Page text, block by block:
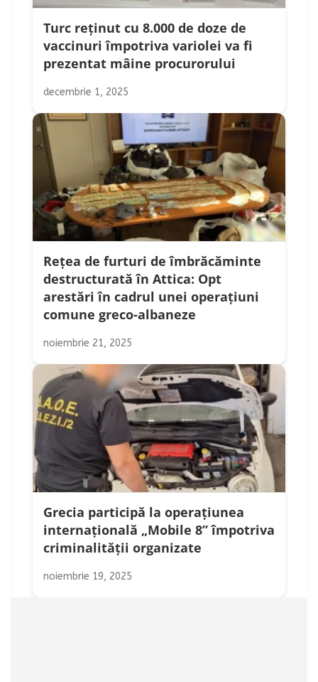
Turc reținut cu 8.000 de doze de
vaccinuri împotriva variolei va fi
prezentat mâine procurorului
decembrie 1, 2025
Rețea de furturi de îmbrăcăminte
destructurată în Attica: Opt
arestări în cadrul unei operațiuni
comune greco-albaneze
noiembrie 21, 2025
Grecia participă la operațiunea
internațională „Mobile 8” împotriva
criminalității organizate
noiembrie 19, 2025